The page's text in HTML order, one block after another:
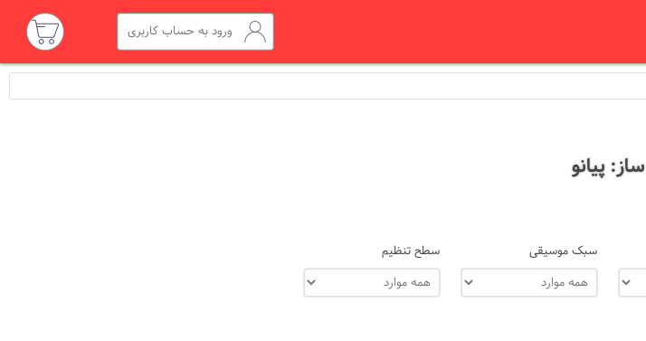
ورود به حساب کاربری
ساز: پیانو
سبک موسیقی سطح تنظیم